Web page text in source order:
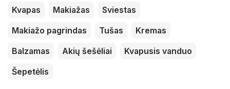
Kvapas Makiažas
Sviestas
Makiažo pagrindas
Tušas
Kremas
Balzamas
Akių šešėliai
Kvapusis vanduo
Šepetėlis